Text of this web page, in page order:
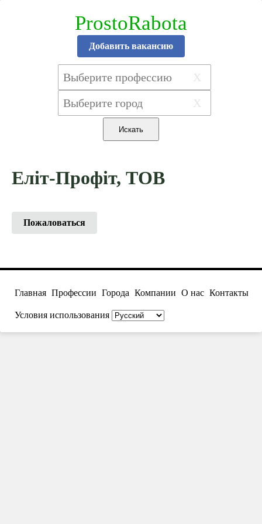
ProstoRabota
Добавить вакансию
X
X
Еліт-Профіт, ТОВ
Пожаловаться
Главная Профессии Города Компании О нас Контакты
Условия использования